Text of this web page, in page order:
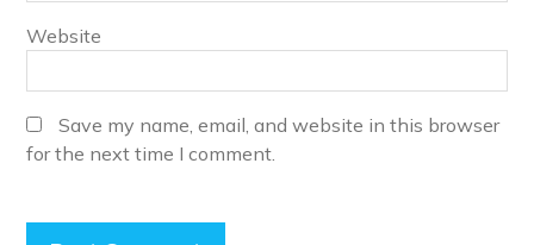
Website
Save my name, email, and website in this browser
for the next time I comment.